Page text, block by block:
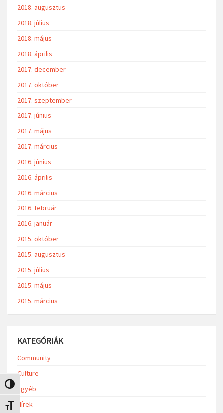
Nagy kontraszt váltása
Betűméret váltása
2018. augusztus
2018. július
2018. május
2018. április
2017. december
2017. október
2017. szeptember
2017. június
2017. május
2017. március
2016. június
2016. április
2016. március
2016. február
2016. január
2015. október
2015. augusztus
2015. július
2015. május
2015. március
KATEGÓRIÁK
Community
Culture
Egyéb
Hírek